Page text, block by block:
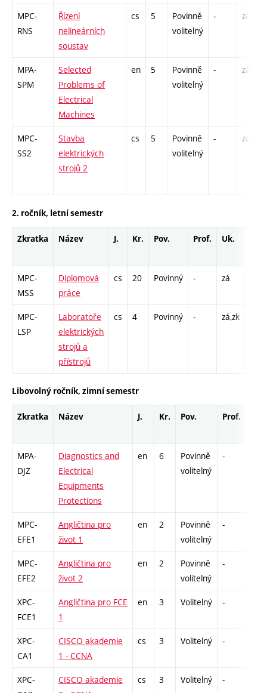
MPC-
RNS
Řízení
nelineárních
soustav
cs 5
Povinně
volitelný
- zá,zk
MPA-
SPM
Selected
Problems of
Electrical
Machines
en 5
Povinně
volitelný
- zá,zk
MPC-
SS2
Stavba
elektrických
strojů 2
cs 5
Povinně
volitelný
- zá,zk
2. ročník, letní semestr
Zkratka Název J. Kr. Pov. Prof. Uk.
MPC-
MSS
Diplomová
práce
cs 20 Povinný - zá
MPC-
LSP
Laboratoře
elektrických
strojů a
přístrojů
cs 4 Povinný - zá,zk
Libovolný ročník, zimní semestr
Zkratka Název J. Kr. Pov. Prof.
MPA-
DJZ
Diagnostics and
Electrical
Equipments
Protections
en 6
Povinně
volitelný
-
MPC-
EFE1
Angličtina pro
život 1
en 2
Povinně
volitelný
-
MPC-
EFE2
Angličtina pro
život 2
en 2
Povinně
volitelný
-
XPC-
FCE1
Angličtina pro FCE
1
en 3 Volitelný -
XPC-
CA1
CISCO akademie
1 - CCNA
cs 3 Volitelný -
XPC-
CISCO akademie
cs 3 Volitelný -